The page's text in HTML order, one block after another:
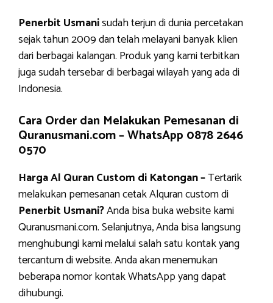
Penerbit Usmanisudah terjun di dunia percetakan
sejak tahun 2009 dan telah melayani banyak klien
dari berbagai kalangan. Produk yang kami terbitkan
juga sudah tersebar di berbagai wilayah yang ada di
Indonesia.
Cara Order dan Melakukan Pemesanan di
Quranusmani.com –WhatsApp 0878 2646
0570
Harga Al Quran Custom di Katongan –Tertarik
melakukan pemesanan cetak Alquran custom di
Penerbit Usmani?Anda bisa buka website kami
Quranusmani.com. Selanjutnya, Anda bisa langsung
menghubungi kami melalui salah satu kontak yang
tercantum di website. Anda akan menemukan
beberapa nomor kontak WhatsApp yang dapat
dihubungi.